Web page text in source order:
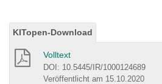
KITopen-Download
Volltext
DOI: 10.5445/IR/1000124689
Veröffentlicht am 15.10.2020